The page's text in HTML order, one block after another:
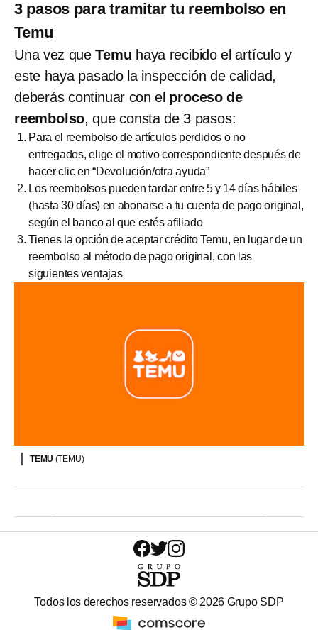
3 pasos para tramitar tu reembolso en
Temu
Una vez que Temu haya recibido el artículo y
este haya pasado la inspección de calidad,
deberás continuar con el proceso de
reembolso, que consta de 3 pasos:
Para el reembolso de artículos perdidos o no
entregados, elige el motivo correspondiente después de
hacer clic en “Devolución/otra ayuda”
Los reembolsos pueden tardar entre 5 y 14 días hábiles
(hasta 30 días) en abonarse a tu cuenta de pago original,
según el banco al que estés afiliado
Tienes la opción de aceptar crédito Temu, en lugar de un
reembolso al método de pago original, con las
siguientes ventajas
TEMU (TEMU)
Todos los derechos reservados © 2026 Grupo SDP